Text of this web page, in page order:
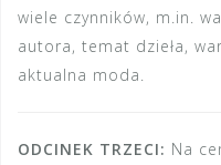
wiele czynników, m.in.
autora, temat dzieła,
aktualna moda.
ODCINEK TRZECI: Na